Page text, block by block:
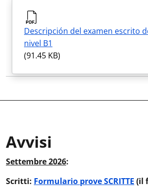
Descripción del examen escrito
nivel B1
(91.45 KB)
Avvisi
Avvisi:
Settembre 2026:
Scritti: Formulario prove SCRITTE (il